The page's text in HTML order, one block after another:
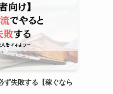
ず失敗する【稼ぐなら